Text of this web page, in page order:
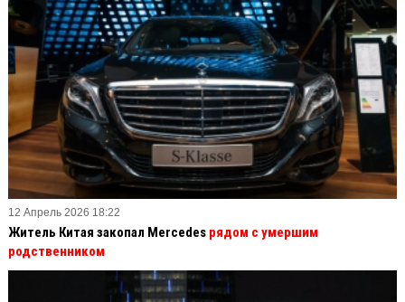
12 Апрель 2026 18:22
Житель Китая закопал Mercedes рядом с умершим
родственником